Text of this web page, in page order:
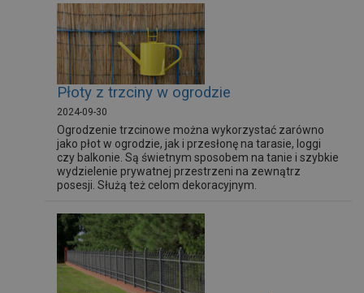
Płoty z trzciny w ogrodzie
2024-09-30
Ogrodzenie trzcinowe można wykorzystać zarówno
jako płot w ogrodzie, jak i przesłonę na tarasie, loggi
czy balkonie. Są świetnym sposobem na tanie i szybkie
wydzielenie prywatnej przestrzeni na zewnątrz
posesji. Służą też celom dekoracyjnym.